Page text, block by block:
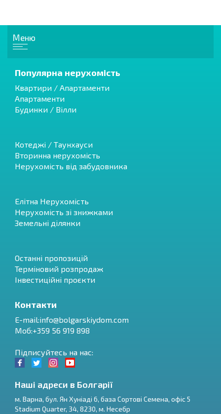
Меню
Популярна нерухомість
Квартири / Апартаменти
Апартаменти
Будинки / Вілли
Котеджі / Таунхауси
Вторинна нерухомість
Нерухомість від забудовника
Елітна Нерухомість
Нерухомість зі знижками
Земельні ділянки
Останні пропозицій
Терміновий розпродаж
Інвестиційні проєкти
Контакти
E-mail:info@bolgarskiydom.com
Моб:+359 56 919 898
Підписуйтесь на нас:
Наші адреси в Болгарії
м. Варна, бул. Ян Хуніаді 6, база Сортові Семена, офіс 5
Stadium Quarter, 34, 8230, м. Несебр